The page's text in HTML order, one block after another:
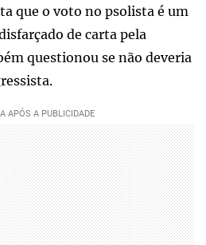
que o voto no psolista é um
de carta pela
questionou se não deveria